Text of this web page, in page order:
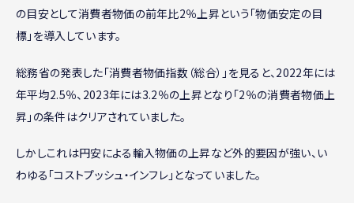
の目安として消費者物価の前年比2％上昇という「物価安定の目
標」を導入しています。
総務省の発表した「消費者物価指数（総合）」を見ると、2022年には
年平均2.5％、2023年には3.2％の上昇となり「2％の消費者物価上
昇」の条件はクリアされていました。
しかしこれは円安による輸入物価の上昇など外的要因が強い、い
わゆる「コストプッシュ・インフレ」となっていました。